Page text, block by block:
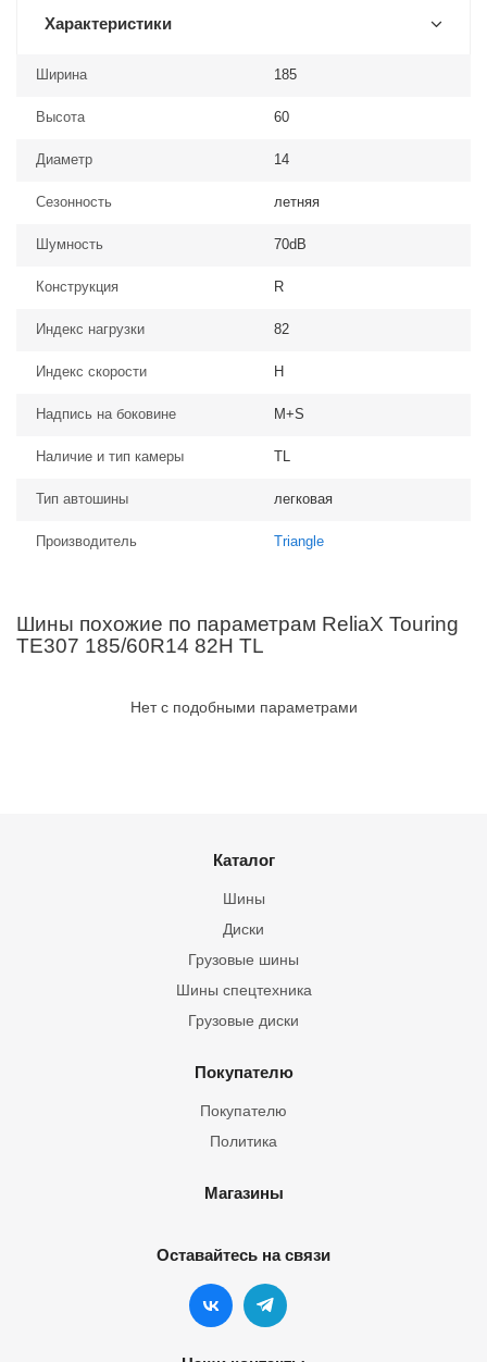
Характеристики
Ширина 185
Высота 60
Диаметр 14
Сезонность летняя
Шумность 70dB
Конструкция R
Индекс нагрузки 82
Индекс скорости H
Надпись на боковине M+S
Наличие и тип камеры TL
Тип автошины легковая
Производитель Triangle
Шины похожие по параметрам ReliaX Touring
TE307 185/60R14 82H TL
Нет с подобными параметрами
Каталог
Шины
Грузовые шины
Шины спецтехника
Диски
Грузовые диски
Покупателю
Покупателю
Политика
Магазины
Оставайтесь на связи